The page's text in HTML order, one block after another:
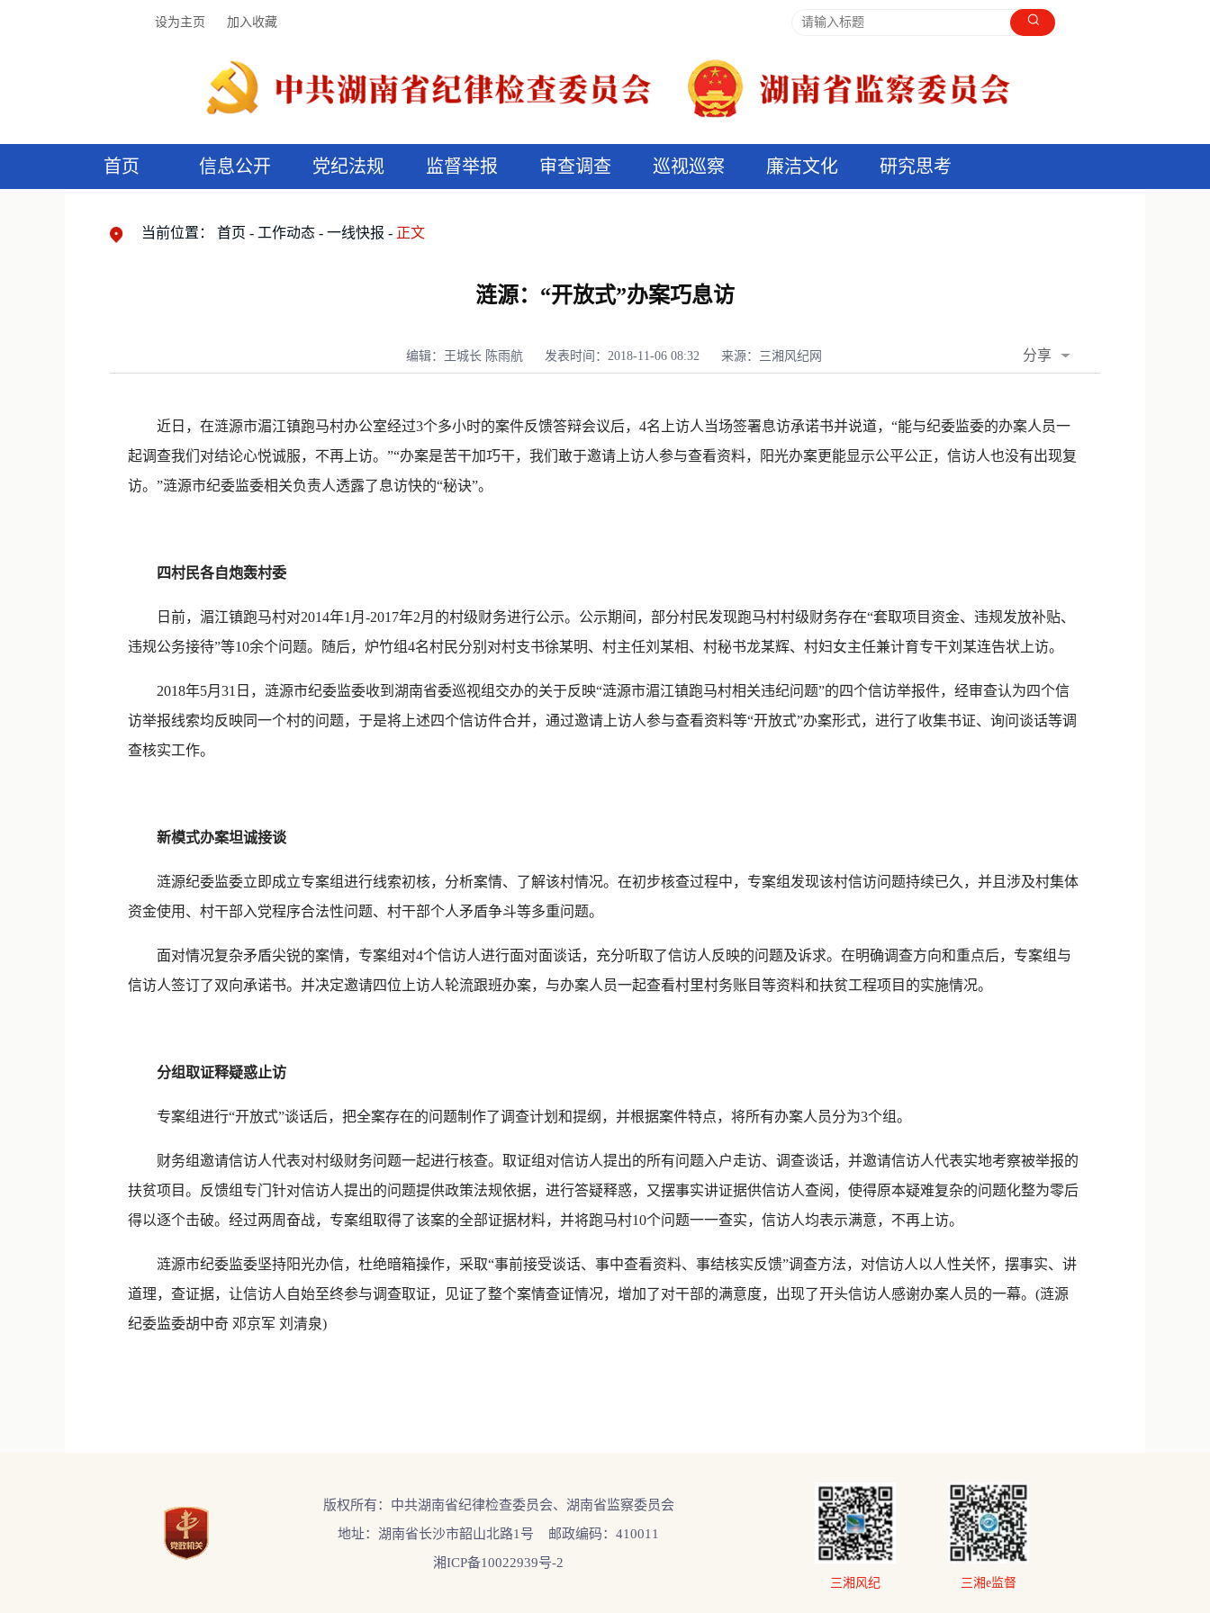
设为主页 加入收藏
首页 信息公开 党纪法规 监督举报 审查调查 巡视巡察 廉洁文化 研究思考
当前位置： 首页 工作动态 一线快报 正文
涟源：“开放式”办案巧息访
编辑：王城长 陈雨航 发表时间：2018-11-06 08:32 来源：三湘风纪网 分享
QQ
近日，在涟源市湄江镇跑马村办公室经过3个多小时的案件反馈答辩会议后，4名上访人当场签署息访承诺书并说道，“能与纪委监委的办案人员一
起调查我们对结论心悦诚服，不再上访。”“办案是苦干加巧干，我们敢于邀请上访人参与查看资料，阳光办案更能显示公平公正，信访人也没有出现复
访。”涟源市纪委监委相关负责人透露了息访快的“秘诀”。
四村民各自炮轰村委
日前，湄江镇跑马村对2014年1月-2017年2月的村级财务进行公示。公示期间，部分村民发现跑马村村级财务存在“套取项目资金、违规发放补贴、
违规公务接待”等10余个问题。随后，炉竹组4名村民分别对村支书徐某明、村主任刘某相、村秘书龙某辉、村妇女主任兼计育专干刘某连告状上访。
2018年5月31日，涟源市纪委监委收到湖南省委巡视组交办的关于反映“涟源市湄江镇跑马村相关违纪问题”的四个信访举报件，经审查认为四个信
访举报线索均反映同一个村的问题，于是将上述四个信访件合并，通过邀请上访人参与查看资料等“开放式”办案形式，进行了收集书证、询问谈话等调
查核实工作。
新模式办案坦诚接谈
涟源纪委监委立即成立专案组进行线索初核，分析案情、了解该村情况。在初步核查过程中，专案组发现该村信访问题持续已久，并且涉及村集体
资金使用、村干部入党程序合法性问题、村干部个人矛盾争斗等多重问题。
面对情况复杂矛盾尖锐的案情，专案组对4个信访人进行面对面谈话，充分听取了信访人反映的问题及诉求。在明确调查方向和重点后，专案组与
信访人签订了双向承诺书。并决定邀请四位上访人轮流跟班办案，与办案人员一起查看村里村务账目等资料和扶贫工程项目的实施情况。
分组取证释疑惑止访
专案组进行“开放式”谈话后，把全案存在的问题制作了调查计划和提纲，并根据案件特点，将所有办案人员分为3个组。
财务组邀请信访人代表对村级财务问题一起进行核查。取证组对信访人提出的所有问题入户走访、调查谈话，并邀请信访人代表实地考察被举报的
扶贫项目。反馈组专门针对信访人提出的问题提供政策法规依据，进行答疑释惑，又摆事实讲证据供信访人查阅，使得原本疑难复杂的问题化整为零后
得以逐个击破。经过两周奋战，专案组取得了该案的全部证据材料，并将跑马村10个问题一一查实，信访人均表示满意，不再上访。
涟源市纪委监委坚持阳光办信，杜绝暗箱操作，采取“事前接受谈话、事中查看资料、事结核实反馈”调查方法，对信访人以人性关怀，摆事实、讲
道理，查证据，让信访人自始至终参与调查取证，见证了整个案情查证情况，增加了对干部的满意度，出现了开头信访人感谢办案人员的一幕。(涟源
纪委监委胡中奇 邓京军 刘清泉)
版权所有：中共湖南省纪律检查委员会、湖南省监察委员会
地址：湖南省长沙市韶山北路1号 邮政编码：410011
湘ICP备10022939号-2
三湘风纪 三湘e监督